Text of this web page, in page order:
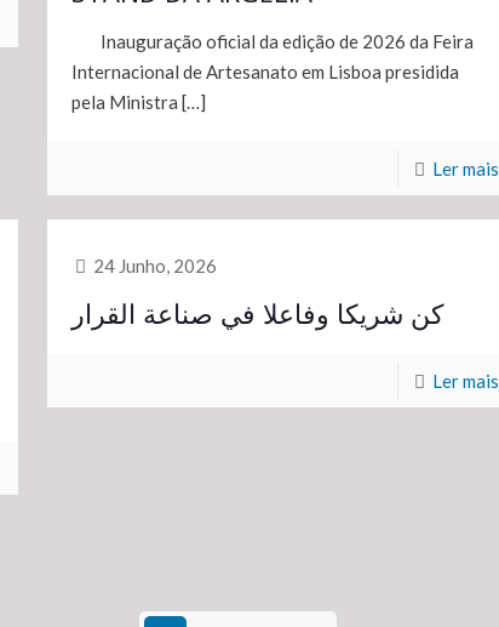
Inauguração oficial da edição de 2026 da Feira
Internacional de Artesanato em Lisboa presidida
pela Ministra […]
Ler mais
24 Junho, 2026
كن شريكا وفاعلا في صناعة القرار
Ler mais